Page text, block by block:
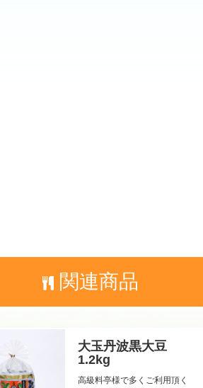
関連商品
大玉丹波黒大豆
1.2kg
高級料亭様で多くご利用頂く